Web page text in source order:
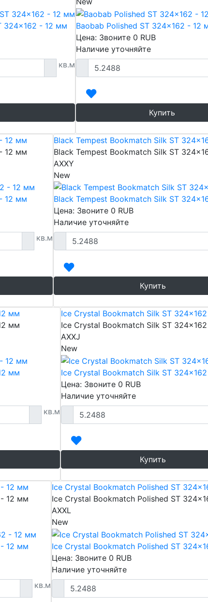
324x162 - 12 мм
кв.м
Baobab Polished ST 324x162 - 12
Цена: Звоните 0 RUB
Наличие уточняйте
Купить
12 мм
12 мм
12 мм
кв.м
Black Tempest Bookmatch Silk ST
Black Tempest Bookmatch Silk ST
AXXY
New
Black Tempest Bookmatch Silk ST
Цена: Звоните 0 RUB
Наличие уточняйте
Купить
мм
мм
мм
кв.м
Ice Crystal Bookmatch Silk ST
Ice Crystal Bookmatch Silk ST
AXXJ
New
Ice Crystal Bookmatch Silk ST
Цена: Звоните 0 RUB
Наличие уточняйте
Купить
12 мм
12 мм
12 мм
кв.м
Ice Crystal Bookmatch Polished ST
Ice Crystal Bookmatch Polished ST
AXXL
New
Ice Crystal Bookmatch Polished ST
Цена: Звоните 0 RUB
Наличие уточняйте